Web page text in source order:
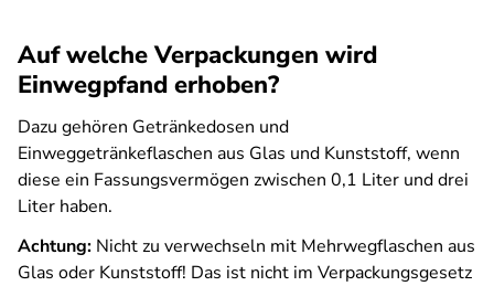
Auf welche Verpackungen wird
Einwegpfand erhoben?
Dazu gehören Getränkedosen und
Einweggetränkeflaschen aus Glas und Kunststoff, wenn
diese ein Fassungs­vermögen zwischen 0,1 Liter und drei
Liter haben.
Achtung: Nicht zu verwechseln mit Mehrwegflaschen aus
Glas oder Kunststoff! Das ist nicht im Verpackungsgesetz